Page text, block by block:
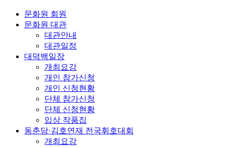
문화원 회원
문화원 대관
대관안내
대관일정
대덕백일장
개최요강
개인 참가신청
개인 신청현황
단체 참가신청
단체 신청현황
입상 작품집
동춘당·김호연재 전국휘호대회
개최요강